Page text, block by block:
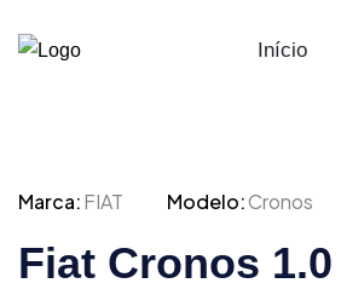
Início
Marca:FIAT Modelo:Cronos
Fiat Cronos